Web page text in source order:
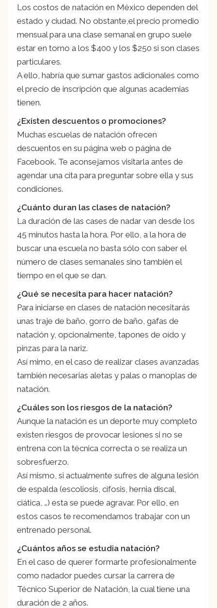
Los costos de natación en México dependen del
estado y ciudad. No obstante,el precio promedio
mensual para una clase semanal en grupo suele
estar en torno a los $400 y los $250 si son clases
particulares.
A ello, habría que sumar gastos adicionales como
el precio de inscripción que algunas academias
tienen.
¿Existen descuentos o promociones?
Muchas escuelas de natación ofrecen
descuentos en su página web o página de
Facebook. Te aconsejamos visitarla antes de
agendar una cita para preguntar sobre ella y sus
condiciones.
¿Cuánto duran las clases de natación?
La duración de las cases de nadar van desde los
45 minutos hasta la hora. Por ello, a la hora de
buscar una escuela no basta sólo con saber el
número de clases semanales sino también el
tiempo en el que se dan.
¿Qué se necesita para hacer natación?
Para iniciarse en clases de natación necesitarás
unas traje de baño, gorro de baño, gafas de
natación y, opcionalmente, tapones de oído y
pinzas para la nariz.
Así mimo, en el caso de realizar clases avanzadas
también necesarias aletas y palas o manoplas de
natación.
¿Cuáles son los riesgos de la natación?
Aunque la natación es un deporte muy completo
existen riesgos de provocar lesiones si no se
entrena con la técnica correcta o se realiza un
sobresfuerzo.
Así mismo, si actualmente sufres de alguna lesión
de espalda (escoliosis, cifosis, hernia discal,
ciática, …) esta se puede agravar. Por ello, en
estos casos te recomendamos trabajar con un
entrenado personal.
¿Cuántos años se estudia natación?
En el caso de querer formarte profesionalmente
como nadador puedes cursar la carrera de
Técnico Superior de Natación, la cual tiene una
duración de 2 años.